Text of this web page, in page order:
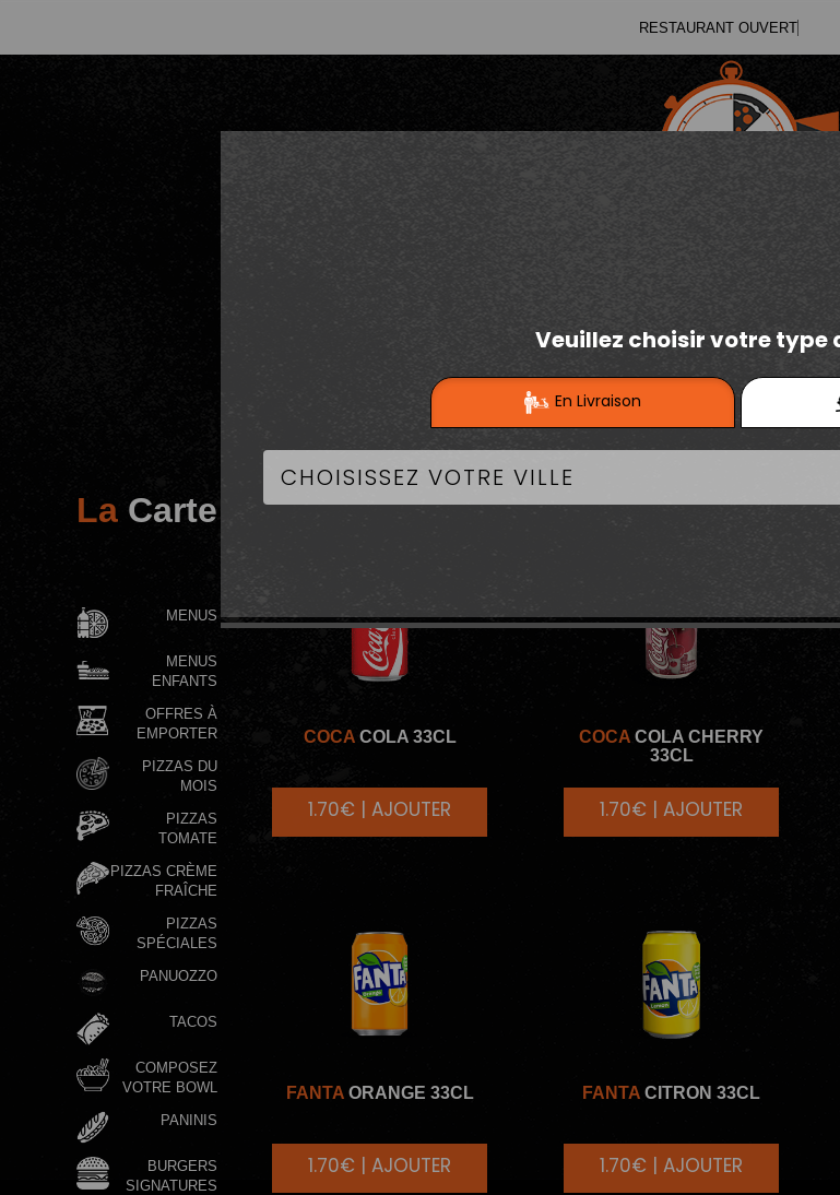
RES
La Carte
MENUS
MENUS
ENFANTS
OFFRES À
EMPORTER
PIZZAS DU
MOIS
PIZZAS
TOMATE
PIZZAS CRÈME
FRAÎCHE
PIZZAS
SPÉCIALES
PANUOZZO
TACOS
COMPOSEZ
VOTRE BOWL
PANINIS
BURGERS
SIGNATURES
COCACOLA 33CL
1.70€ | AJOUTER
COCA COLA CHERRY
33CL
1.70€ | AJOUTER
FANTAORANGE 33CL
1.70€ | AJOUTER
FANTA CITRON 33CL
1.70€ | AJOUTER